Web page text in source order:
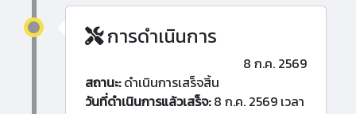
การดำเนินการ
8 ก.ค. 2569
สถานะ:ดำเนินการเสร็จสิ้น
วันที่ดำเนินการแล้วเสร็จ:8 ก.ค. 2569 เวลา